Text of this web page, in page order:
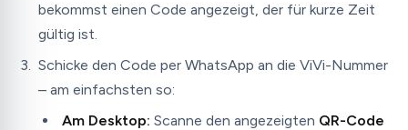
bekommst einen Code angezeigt, der für kurze Zeit
gültig ist.
Schicke den Code per WhatsApp an die ViVi-Nummer
– am einfachsten so:
Am Desktop: Scanne den angezeigten QR-Code